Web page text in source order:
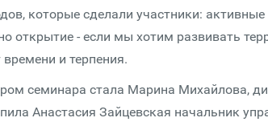
которые сделали участники:
открытие - если мы хотим развивать
и терпения.
семинара стала Марина Михайлова,
Анастасия Зайцевская начальник